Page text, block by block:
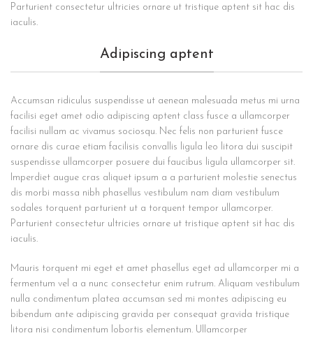
Parturient consectetur ultricies ornare ut tristique aptent sit hac dis
iaculis.
Adipiscing aptent
Accumsan ridiculus suspendisse ut aenean malesuada metus mi urna
facilisi eget amet odio adipiscing aptent class fusce a ullamcorper
facilisi nullam ac vivamus sociosqu. Nec felis non parturient fusce
ornare dis curae etiam facilisis convallis ligula leo litora dui suscipit
suspendisse ullamcorper posuere dui faucibus ligula ullamcorper sit.
Imperdiet augue cras aliquet ipsum a a parturient molestie senectus
dis morbi massa nibh phasellus vestibulum nam diam vestibulum
sodales torquent parturient ut a torquent tempor ullamcorper.
Parturient consectetur ultricies ornare ut tristique aptent sit hac dis
iaculis.
Mauris torquent mi eget et amet phasellus eget ad ullamcorper mi a
fermentum vel a a nunc consectetur enim rutrum. Aliquam vestibulum
nulla condimentum platea accumsan sed mi montes adipiscing eu
bibendum ante adipiscing gravida per consequat gravida tristique
litora nisi condimentum lobortis elementum. Ullamcorper